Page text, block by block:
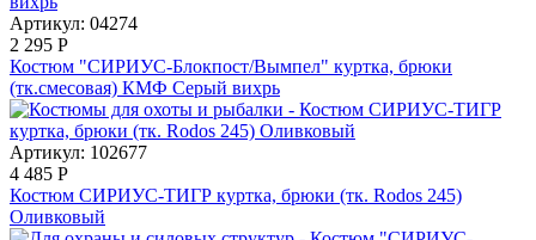
Артикул: 04274
2 295 Р
Костюм "СИРИУС-Блокпост/Вымпел" куртка, брюки
(тк.смесовая) КМФ Серый вихрь
Артикул: 102677
4 485 Р
Костюм СИРИУС-ТИГР куртка, брюки (тк. Rodos 245)
Оливковый